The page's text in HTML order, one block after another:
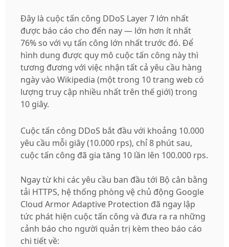
Đây là cuộc tấn công DDoS Layer 7 lớn nhất
được báo cáo cho đến nay — lớn hơn ít nhất
76% so với vụ tấn công lớn nhất trước đó. Để
hình dung được quy mô cuộc tấn công này thì
tương đương với việc nhận tất cả yêu cầu hàng
ngày vào Wikipedia (một trong 10 trang web có
lượng truy cập nhiều nhất trên thế giới) trong
10 giây.
Cuộc tấn công DDoS bắt đầu với khoảng 10.000
yêu cầu mỗi giây (10.000 rps), chỉ 8 phút sau,
cuộc tấn công đã gia tăng 10 lần lên 100.000 rps.
Ngay từ khi các yêu cầu ban đầu tới Bộ cân bằng
tải HTTPS, hệ thống phòng vệ chủ động Google
Cloud Armor Adaptive Protection đã ngay lập
tức phát hiện cuộc tấn công và đưa ra ra những
cảnh báo cho người quản trị kèm theo báo cáo
chi tiết về: